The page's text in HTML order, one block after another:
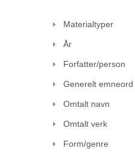
Materialtyper
År
Forfatter/person
Generelt emneord
Omtalt navn
Omtalt verk
Form/genre